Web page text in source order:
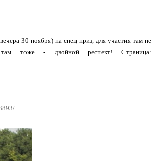
30 ноября) на спец-приз, для участия там не
тоже - двойной респект! Страница: